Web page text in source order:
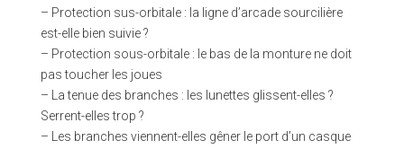
– Protection sus-orbitale : la ligne d’arcade sourcilière
est-elle bien suivie ?
– Protection sous-orbitale : le bas de la monture ne doit
pas toucher les joues
– La tenue des branches : les lunettes glissent-elles ?
Serrent-elles trop ?
– Les branches viennent-elles gêner le port d’un casque